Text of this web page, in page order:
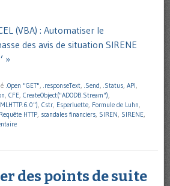
(VBA) : Automatiser le
des avis de situation SIRENE
»
.Open "GET" .responseText .Send .Status API
CFE CreateObject("ADODB.Stream")
Cstr Esperluette Formule de Luhn
Requête HTTP scandales financiers SIREN SIRENE
des points de suite